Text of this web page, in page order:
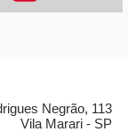
Negrão, 113
Vila Marari - SP